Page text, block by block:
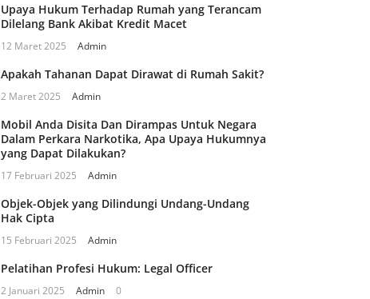
Upaya Hukum Terhadap Rumah yang Terancam
Dilelang Bank Akibat Kredit Macet
12 Maret 2025 Admin
Apakah Tahanan Dapat Dirawat di Rumah Sakit?
2 Maret 2025 Admin
Mobil Anda Disita Dan Dirampas Untuk Negara
Dalam Perkara Narkotika, Apa Upaya Hukumnya
yang Dapat Dilakukan?
17 Februari 2025 Admin
Objek-Objek yang Dilindungi Undang-Undang
Hak Cipta
15 Februari 2025 Admin
Pelatihan Profesi Hukum: Legal Officer
2 Januari 2025 Admin 0